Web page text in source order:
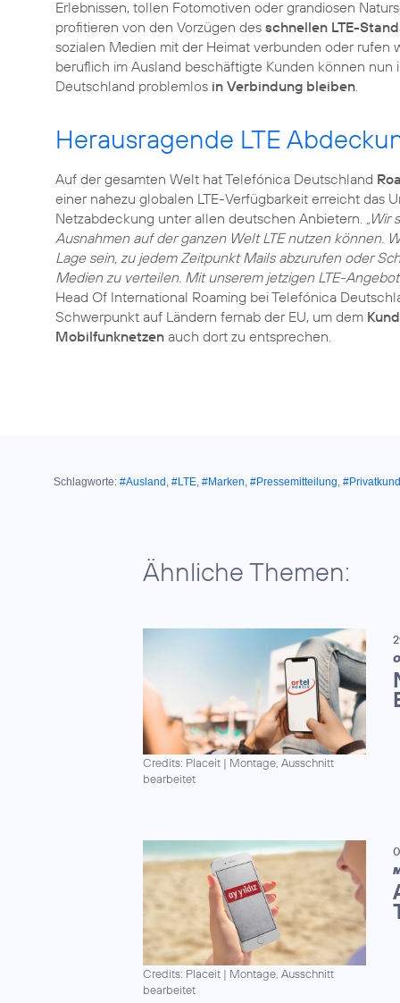
Erlebnissen, tollen Fotomotiven oder grandiosen
profitieren von den Vorzügen des schnellen LTE-
sozialen Medien mit der Heimat verbunden oder
beruflich im Ausland beschäftigte Kunden können nun
Deutschland problemlos in Verbindung bleiben.
Herausragende LTE
Auf der gesamten Welt hat Telefónica Deutschland
einer nahezu globalen LTE-Verfügbarkeit erreicht das
Netzabdeckung unter allen deutschen Anbietern. „Wir
Ausnahmen auf der ganzen Welt LTE nutzen können.
Lage sein, zu jedem Zeitpunkt Mails abzurufen oder
Medien zu verteilen. Mit unserem jetzigen LTE-
Head Of International Roaming bei Telefónica
Schwerpunkt auf Ländern fernab der EU, um dem
Mobilfunknetzen auch dort zu entsprechen.
Schlagworte: #Ausland , #LTE, #Marken, #Pressemitteilung,
Ähnliche Themen:
Credits: Placeit | Montage, Ausschnitt
bearbeitet
Credits: Placeit | Montage, Ausschnitt
bearbeitet